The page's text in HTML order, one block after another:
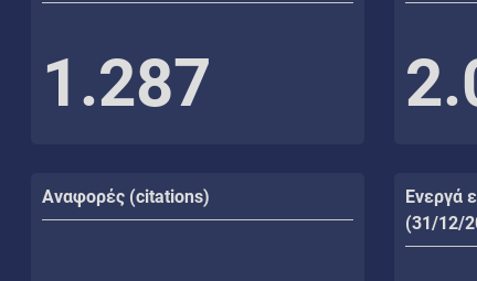
1.287
Αναφορές (citations)
Ενεργά
(31/12/